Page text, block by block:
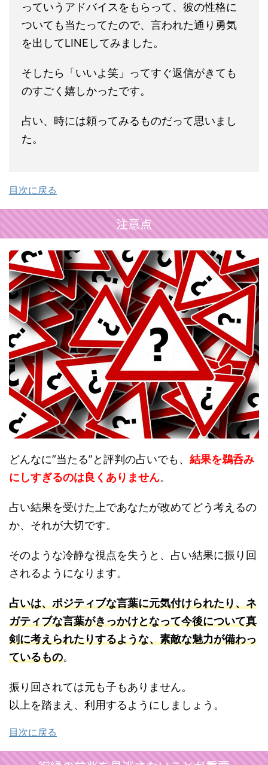
っていうアドバイスをもらって、彼の性格に
ついても当たってたので、言われた通り勇気
を出してLINEしてみました。
そしたら「いいよ笑」ってすぐ返信がきても
のすごく嬉しかったです。
占い、時には頼ってみるものだって思いまし
た。
目次に戻る
注意点
どんなに”当たる”と評判の占いでも、 結果を鵜呑み
にしすぎるのは良くありません。
占い結果を受けた上であなたが改めてどう考えるの
か、それが大切です。
そのような冷静な視点を失うと、占い結果に振り回
されるようになります。
占いは、ポジティブな言葉に元気付けられたり、ネ
ガティブな言葉がきっかけとなって今後について真
剣に考えられたりするような、素敵な魅力が備わっ
ているもの。
振り回されては元も子もありません。
以上を踏まえ、利用するようにしましょう。
目次に戻る